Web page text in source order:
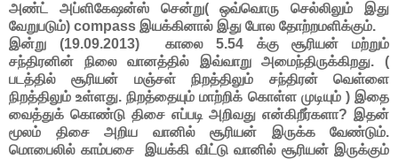
அண்ட் அப்ளிகேஷன்ஸ் சென்று( ஒவ்வொரு செல்லிலும் இது
வேறுபடும்) compass இயக்கினால் இது போல தோற்றமளிக்கும்.
இன்று (19.09.2013) காலை 5.54 க்கு சூரியன் மற்றும்
சந்திரனின் நிலை வானத்தில் இவ்வாறு அமைந்திருக்கிறது. (
படத்தில் சூரியன் மஞ்சள் நிறத்திலும் சந்திரன் வெள்ளை
நிறத்திலும் உள்ளது. நிறத்தையும் மாற்றிக் கொள்ள முடியும் ) இதை
வைத்துக் கொண்டு திசை எப்படி அறிவது என்கிறீர்களா? இதன்
மூலம் திசை அறிய வானில் சூரியன் இருக்க வேண்டும்.
மொபைலில் காம்பசை இயக்கி விட்டு வானில் சூரியன் இருக்கும்